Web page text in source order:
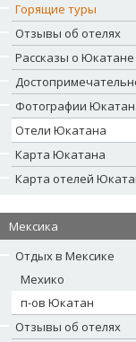
Горящие туры
Отзывы об отелях
Рассказы о Юкатане
Фотографии
Отели Юкатана
Карта Юкатана
Карта отелей
Мексика
Отдых в Мексике
Мехико
п-ов Юкатан
Отзывы об отелях